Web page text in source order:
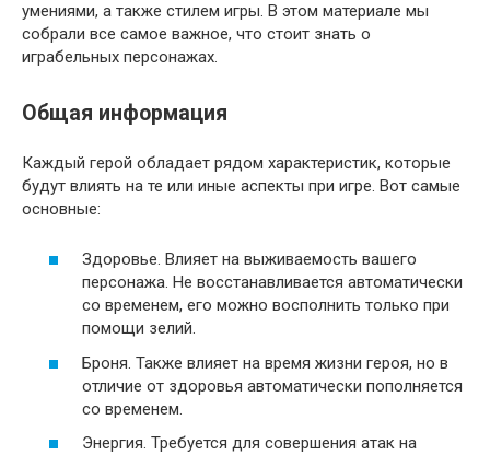
умениями, а также стилем игры. В этом материале мы
собрали все самое важное, что стоит знать о
играбельных персонажах.
Общая информация
Каждый герой обладает рядом характеристик, которые
будут влиять на те или иные аспекты при игре. Вот самые
основные:
Здоровье. Влияет на выживаемость вашего
персонажа. Не восстанавливается автоматически
со временем, его можно восполнить только при
помощи зелий.
Броня. Также влияет на время жизни героя, но в
отличие от здоровья автоматически пополняется
со временем.
Энергия. Требуется для совершения атак на